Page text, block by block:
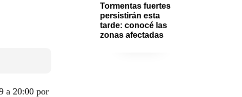
Tormentas fuertes
persistirán esta
tarde: conocé las
zonas afectadas
a 20:00 por